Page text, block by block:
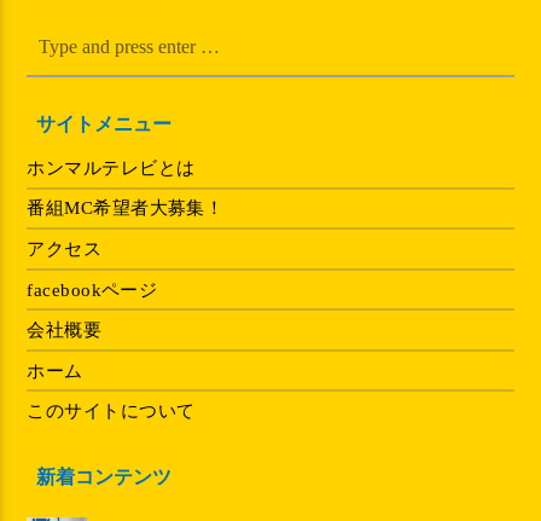
サイトメニュー
ホンマルテレビとは
番組MC希望者大募集！
アクセス
facebookページ
会社概要
ホーム
このサイトについて
新着コンテンツ